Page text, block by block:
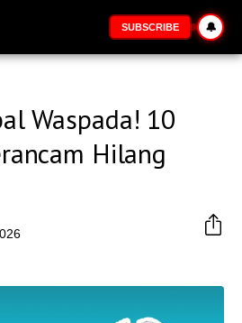
SUBSCRIBE 🔔
Waspada! 10
Hilang